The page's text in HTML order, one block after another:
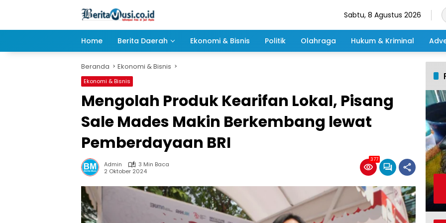
Sabtu, 8 Agustus 2026
Home Berita Daerah Ekonomi & Bisnis Politik Olahraga Hukum & Kriminal
Beranda Ekonomi & Bisnis
Ekonomi & Bisnis
Mengolah Produk Kearifan Lokal, Pisang
Sale Mades Makin Berkembang lewat
Pemberdayaan BRI
Admin
3 Min Baca
2 Oktober 2024
377